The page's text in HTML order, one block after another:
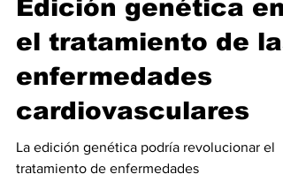
Noticiero Medico
30 jun
5 min de lectura
Edición genética en